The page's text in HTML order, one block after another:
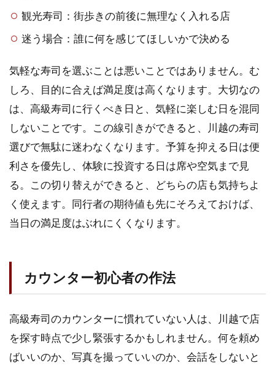
観光寿司：街歩きの前後に無理なく入れる店
迷う場合：誰に何を感じてほしいかで決める
気軽な寿司を選ぶことは悪いことではありません。む
しろ、目的に合えば満足度は高くなります。大切なの
は、高級寿司に行くべき日と、気軽に楽しむ日を混同
しないことです。この線引きができると、川越の寿司
選びで無駄に迷わなくなります。予算を抑える日は便
利さを優先し、体験に投資する日は席や空気まで見
る。この切り替えができると、どちらの店も気持ちよ
く使えます。同行者の期待値も先にそろえておけば、
当日の満足度はぶれにくくなります。
カウンター初心者の作法
高級寿司のカウンターに慣れていない人は、川越で店
を探す時点で少し緊張するかもしれません。何を頼め
ばいいのか、写真を撮っていいのか、会話をしないと